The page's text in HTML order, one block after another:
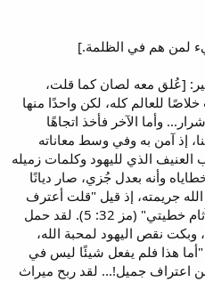
لمن هم في الظلمة.]
[عُلق معه لصان كما قلت،
للعالم كله، لكن واحدًا منها
وأما الآخر فأخذ اتجاهًا
إذ آمن به وفي وسط معاناته
العنيف الذي لليهود وكلمات زميله
وأنه بعدل جُزي، صار ديانًا
جريمته، إذ قيل "قلت أعترف
للرب بذنبي، وأنت رفعت آثام خطيتي" (مز 32: 5). لقد حمل
نقص اليهود لمحبة الله،
"أما هذا فلم يفعل شيئًا ليس في
41). يا له من اعتراف جميل!... لقد ربح ميراث